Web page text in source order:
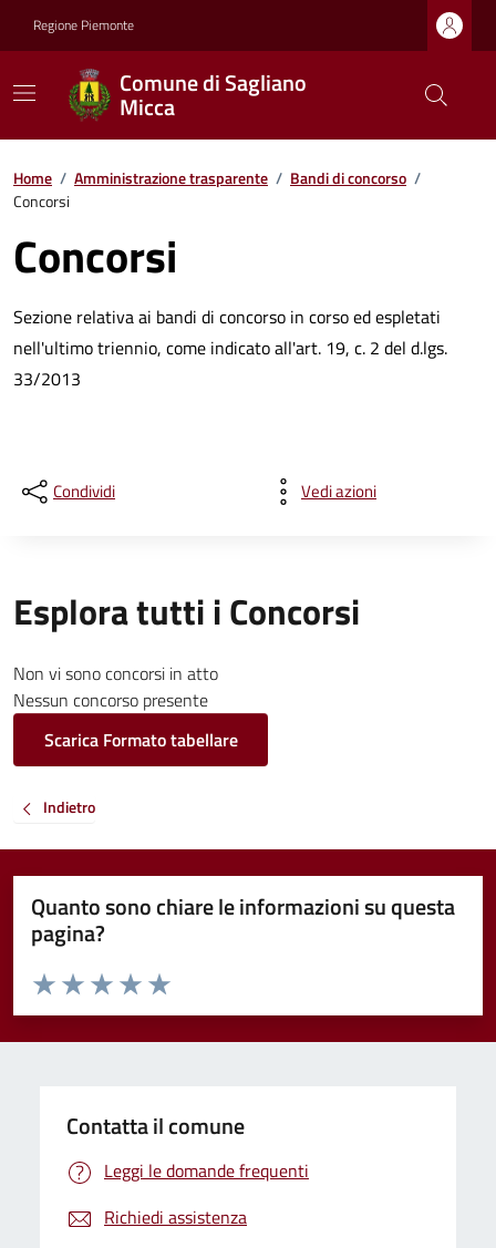
Regione Piemonte
Comune di Sagliano
Micca
Home / Amministrazione trasparente / Bandi di concorso /
Concorsi
Concorsi
Sezione relativa ai bandi di concorso in corso ed espletati
nell'ultimo triennio, come indicato all'art. 19, c. 2 del d.lgs.
33/2013
Condividi Vedi azioni
Esplora tutti i Concorsi
Non vi sono concorsi in atto
Nessun concorso presente
Scarica Formato tabellare
Indietro
Quanto sono chiare le informazioni su questa
pagina?
Valuta da 1 a 5 stelle la pagina
Valuta 5 stelle su 5
Valuta 4 stelle su 5
Valuta 3 stelle su 5
Valuta 2 stelle su 5
Valuta 1 stelle su 5
Contatta il comune
Leggi le domande frequenti
Richiedi assistenza